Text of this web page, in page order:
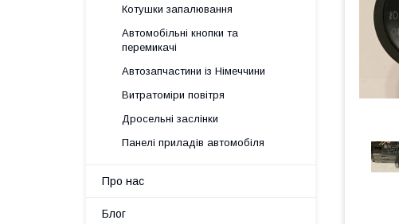
Котушки запалювання
Автомобільні кнопки та
перемикачі
Автозапчастини із Німеччини
Витратоміри повітря
Дросельні заслінки
Панелі приладів автомобіля
Про нас
Блог